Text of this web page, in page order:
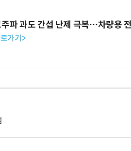
파 과도 간섭 난제 극복…차량용
가기>